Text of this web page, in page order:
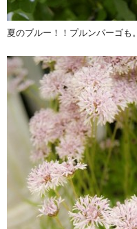
夏のブルー！！プルンパーゴも。